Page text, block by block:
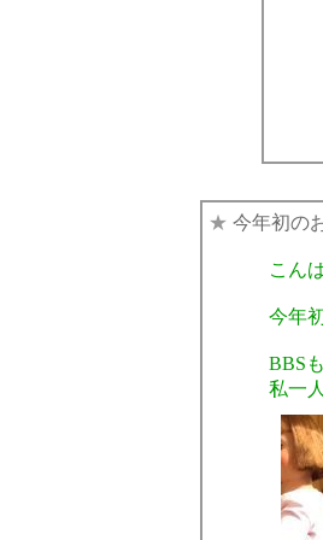
★ 今年初の
こん
今年
BBS
私一